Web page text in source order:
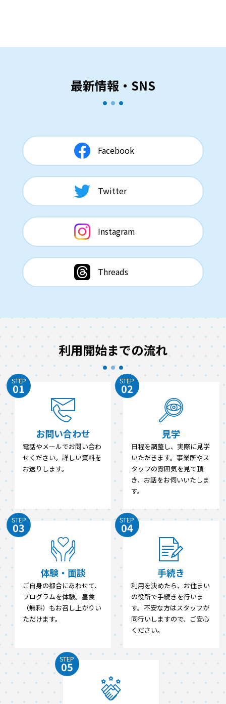
最新情報・SNS
Facebook
Twitter
Instagram
Threads
利用開始までの流れ
STEP
01
お問い合わせ
電話やメールでお問い合わ
せください。詳しい資料を
お送りします。
STEP
02
見学
日程を調整し、実際に見学
いただきます。事業所やス
タッフの雰囲気を見て頂
き、お話をお伺いいたしま
す。
STEP
03
体験・面談
ご自身の都合にあわせて、
プログラムを体験。昼食
（無料）もお召し上がりい
ただけます。
STEP
04
手続き
利用を決めたら、お住まい
の役所で手続きを行いま
す。不安な方はスタッフが
同行いしますので、ご安心
ください。
STEP
05